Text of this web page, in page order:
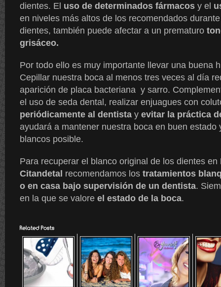
dientes. El uso de determinados fármacos y el
en niveles más altos de los recomendados
dientes, también puede afectar a un prematuro
grisáceo.
Por todo ello es muy importante llevar una buena
Cepillar nuestra boca al menos tres veces al día
aparición de placa bacteriana y sarro.
el uso de seda dental, realizar enjuagues con
periódicamente al dentista y evitar la práctica
ayudará a mantener nuestra boca en buen estado
blancos posible.
Para recuperar el blanco original de los dientes en
Citandetal recomendamos los tratamientos
o en casa bajo supervisión de un dentista.
en la que se valore el estado de la boca.